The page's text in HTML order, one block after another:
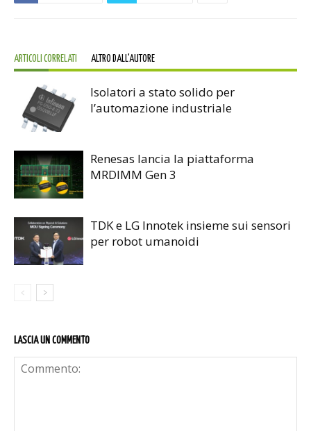
ARTICOLI CORRELATI ALTRO DALL'AUTORE
Isolatori a stato solido per
l’automazione industriale
Renesas lancia la piattaforma
MRDIMM Gen 3
TDK e LG Innotek insieme sui sensori
per robot umanoidi
LASCIA UN COMMENTO